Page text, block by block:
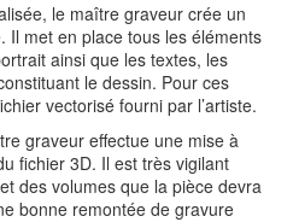
le maître graveur crée un
Il met en place tous les éléments
ainsi que les textes, les
le dessin. Pour ces
vectorisé fourni par l’artiste.
graveur effectue une mise à
fichier 3D. Il est très vigilant
des volumes que la pièce devra
bonne remontée de gravure